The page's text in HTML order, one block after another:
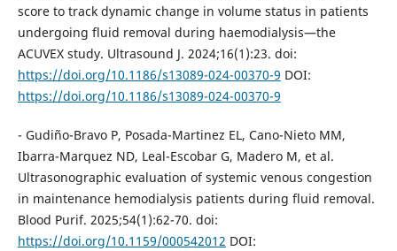
score to track dynamic change in volume status in patients
undergoing fluid removal during haemodialysis—the
ACUVEX study. Ultrasound J. 2024;16(1):23. doi:
https://doi.org/10.1186/s13089-024-00370-9 DOI:
https://doi.org/10.1186/s13089-024-00370-9
- Gudiño-Bravo P, Posada-Martinez EL, Cano-Nieto MM,
Ibarra-Marquez ND, Leal-Escobar G, Madero M, et al.
Ultrasonographic evaluation of systemic venous congestion
in maintenance hemodialysis patients during fluid removal.
Blood Purif. 2025;54(1):62-70. doi:
https://doi.org/10.1159/000542012 DOI: